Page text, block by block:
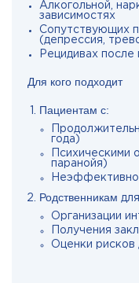
Алкогольной,
зависимостях
Сопутствующих
(депрессия,
Рецидивах
Для кого подходит
Пациентам с:
года)
Психическими
паранойя)
Родственникам
Организации
Получения
Оценки рисков